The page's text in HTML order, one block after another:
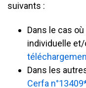
suivants :
Dans le cas
individuelle
Dans les
Cerfa